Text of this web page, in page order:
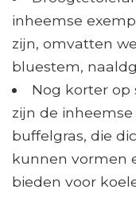
inheemse
zijn, omvatten
bluestem,
Nog korter op
zijn de
buffelgras, die
kunnen vormen
bieden voor